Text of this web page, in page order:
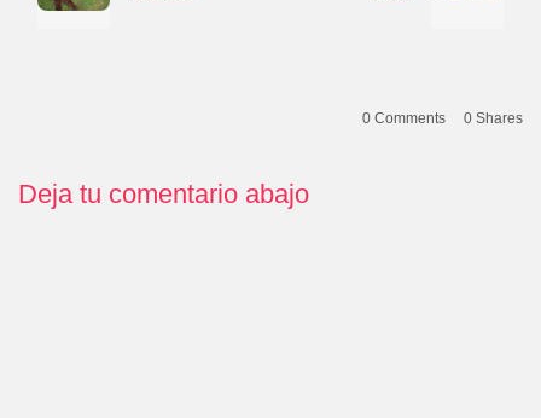
0 Comments 0 Shares
Deja tu comentario abajo